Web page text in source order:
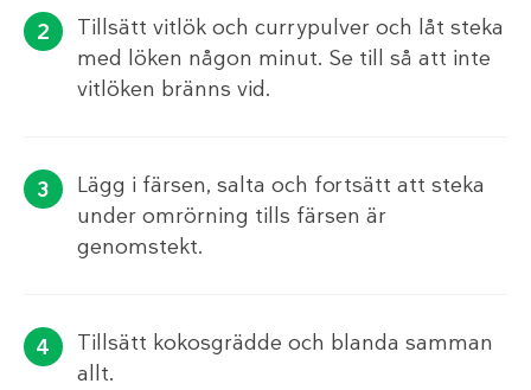
Tillsätt vitlök och currypulver och låt steka
med löken någon minut. Se till så att inte
vitlöken bränns vid.
Lägg i färsen, salta och fortsätt att steka
under omrörning tills färsen är
genomstekt.
Tillsätt kokosgrädde och blanda samman
allt.